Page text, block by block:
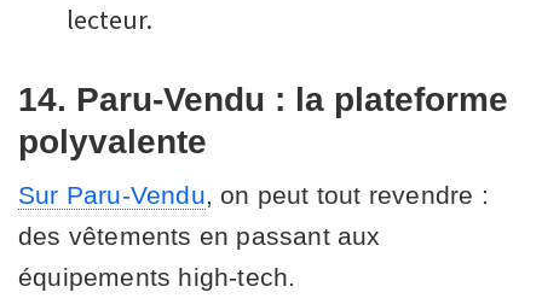
lecteur.
14. Paru-Vendu : la plateforme
polyvalente
Sur Paru-Vendu , on peut tout revendre :
des vêtements en passant aux
équipements high-tech.